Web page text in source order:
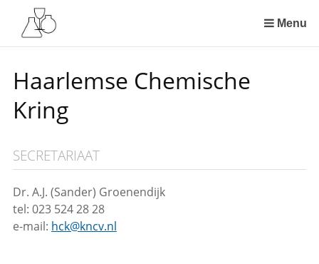
over
naar
de
inhoud
Spring
het
Menu
Haarlemse Chemische
Kring
SECRETARIAAT
Dr. A.J. (Sander) Groenendijk
tel: 023 524 28 28
e-mail: hck@kncv.nl